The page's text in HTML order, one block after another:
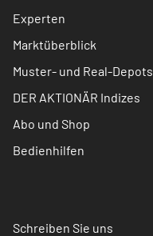
Experten
Marktüberblick
Muster- und Real-Depots
DER AKTIONÄR Indizes
Abo und Shop
Bedienhilfen
Schreiben Sie uns